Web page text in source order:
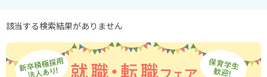
該当する検索結果がありません